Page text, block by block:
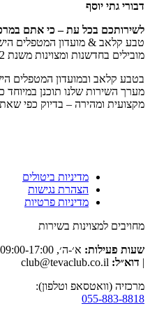
דבורי גתי יוסף
לשירותכם בכל עת – כי אתם
טבע קלאב & מועדון המטפלים
מובילים בחדשנות ומצוינות משנת 2012!
בטבע קלאב ובמועדון המטפלים
מערך השירות שלנו תוכנן במיוחד
מקצועית ומהירה – בדיוק כפי
מדיניות ביטולים
הצהרת נגישות
מדיניות פרטיות
מחויבים למצוינות בשירות
שעות פעילות: א׳-ה׳, 09:00-17:00 |
| דוא״ל:
מרכזיה (וואטסאפ וטלפון):
055-883-8818